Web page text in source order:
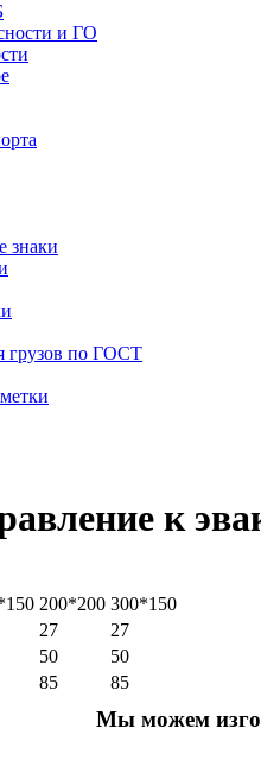
и ГО
знаки
грузов по ГОСТ
к
200*200 300*150
27
27
50
50
85 85
Мы можем